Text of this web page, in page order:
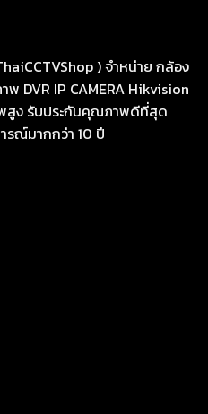
) จำหน่าย กล้อง
DVR IP CAMERA Hikvision
สูง รับประกันคุณภาพดีที่สุด
รณ์มากกว่า 10 ปี